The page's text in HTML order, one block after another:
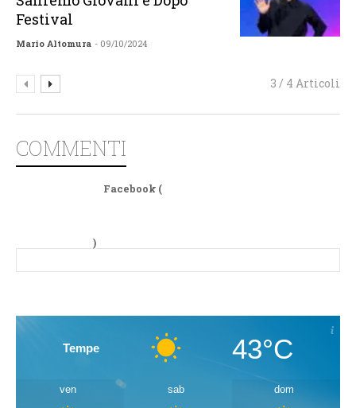
Festival
Mario Altomura - 09/10/2024
3 / 4 Articoli
COMMENTI
Facebook (
)
Tempe 43°C
ven sab dom